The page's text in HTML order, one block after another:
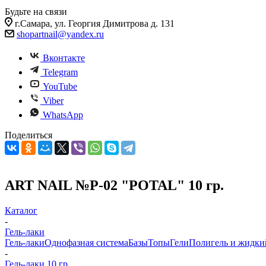
Будьте на связи
г.Самара, ул. Георгия Димитрова д. 131
shopartnail@yandex.ru
Вконтакте
Telegram
YouTube
Viber
WhatsApp
Поделиться
ART NAIL №P-02 "POTAL" 10 гр.
Каталог
-
Гель-лаки
Гель-лакиОднофазная системаБазыТопыГелиПолигель и
-
Гель-лаки 10 гр.